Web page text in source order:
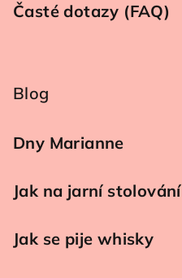
Časté dotazy (FAQ)
Blog
Dny Marianne
Jak na jarní stolování
Jak se pije whisky